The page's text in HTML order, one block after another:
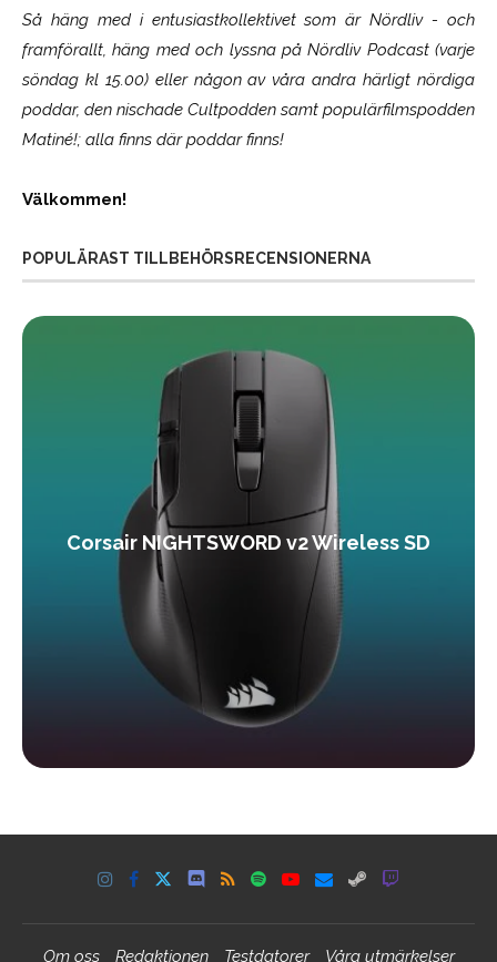
Så häng med i entusiastkollektivet som ärNördliv- och
framförallt, häng med och lyssna på Nördliv Podcast (varje
söndag kl 15.00) eller någon av våra andra härligt nördiga
poddar, den nischade Cultpodden samt populärfilmspodden
Matiné!; alla finns där poddar finns!
Välkommen!
POPULÄRAST TILLBEHÖRSRECENSIONERNA
Corsair NIGHTSWORD v2 Wireless SD
Om oss Redaktionen Testdatorer Våra utmärkelser